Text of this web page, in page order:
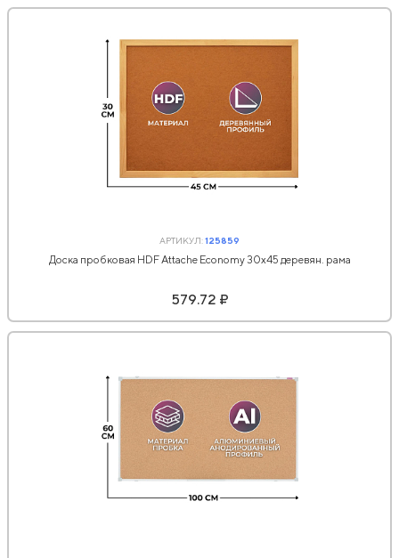
АРТИКУЛ:125859
Доска пробковая HDF Attache Economy 30х45 деревян. рама
579.72 ₽